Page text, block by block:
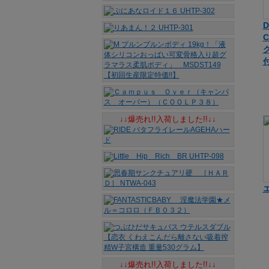
↓↓爆売れ!!入荷しました!!↓↓
↓↓爆売れ!!入荷しました!!↓↓